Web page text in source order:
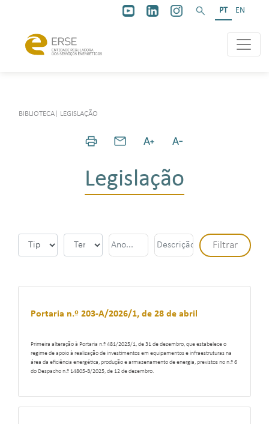
PT EN
BIBLIOTECA LEGISLAÇÃO
Legislação
Portaria n.º 203-A/2026/1, de 28 de abril
Primeira alteração à Portaria n.º 481/2025/1, de 31 de dezembro, que estabelece o
regime de apoio à realização de investimentos em equipamentos e infraestruturas na
área da eficiência energética, produção e armazenamento de energia, previstos no n.º 6
do Despacho n.º 14805-B/2025, de 12 de dezembro.